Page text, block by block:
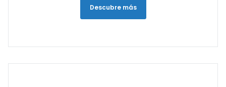
Descubre más